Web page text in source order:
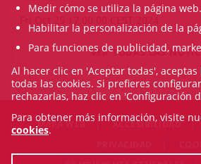
VER TODAS LAS
MAPA WEB ACCESIBILIDAD
Medir cómo se utiliza la página web.
Habilitar la personalización de la
Para funciones de publicidad,
Al hacer clic en 'Aceptar todas',
todas las cookies. Si prefieres
rechazarlas, haz clic en 'Configuración
Para obtener más información, visite
cookies.